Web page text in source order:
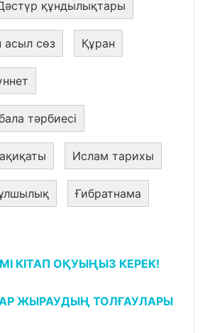
құндылықтары
асыл сөз Құран
тәрбиесі
Ислам тарихы
Ғибратнама
КІТАП ОҚУЫҢЫЗ КЕРЕК!
ЖЫРАУДЫҢ ТОЛҒАУЛАРЫ